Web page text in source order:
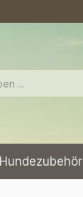
Hundezubehör